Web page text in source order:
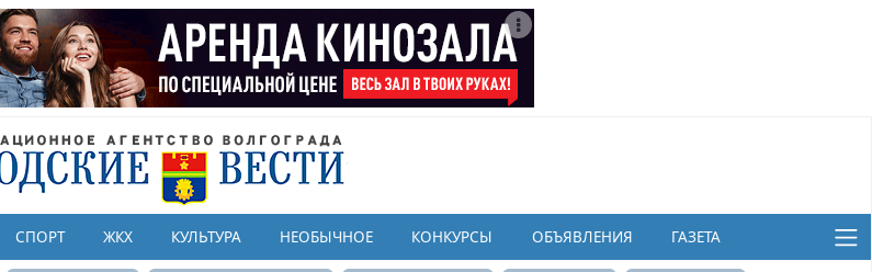
СПОРТ ЖКХ КУЛЬТУРА НЕОБЫЧНОЕ КОНКУРСЫ ОБЪЯВЛЕНИЯ ГАЗЕТА